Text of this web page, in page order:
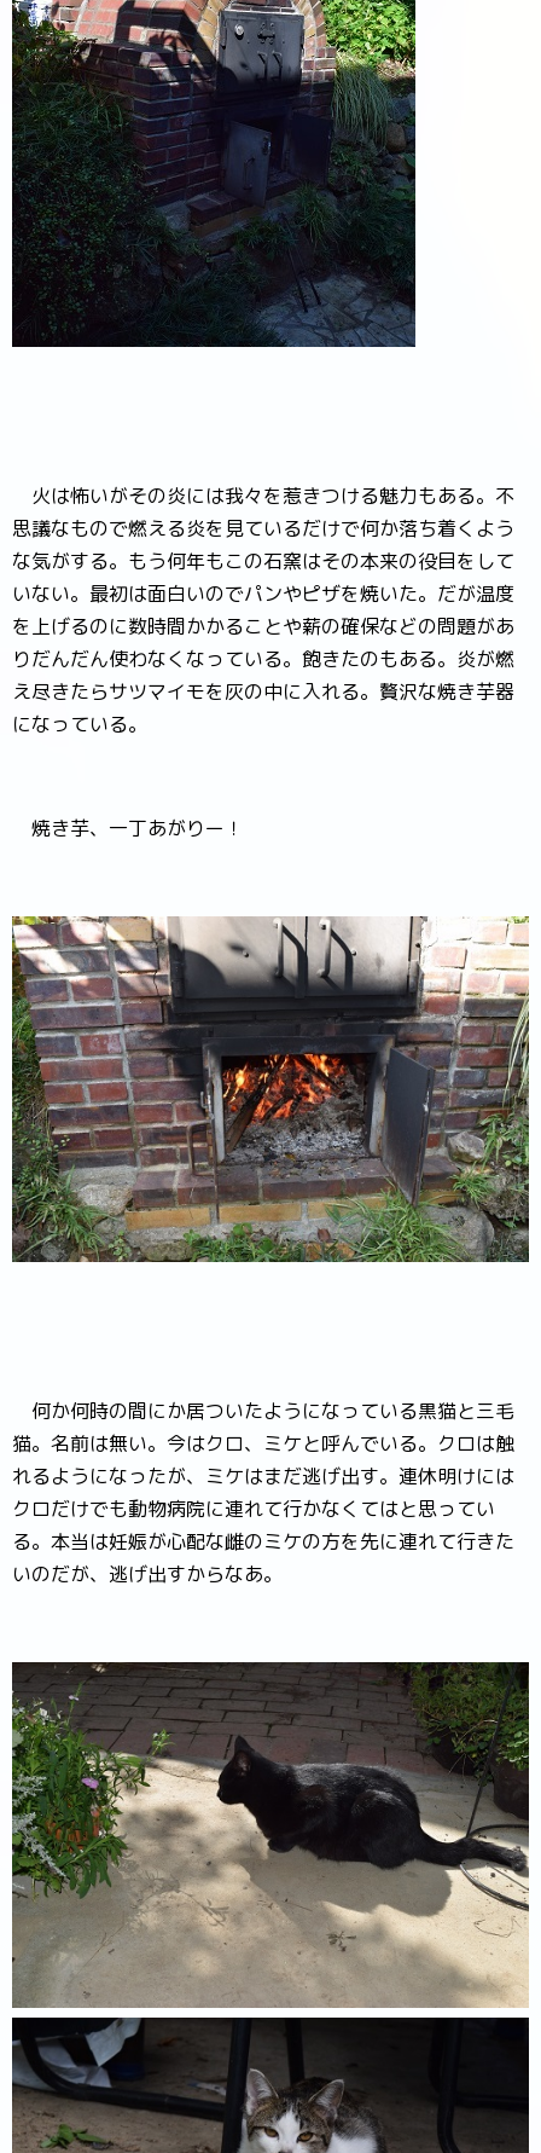
火は怖いがその炎には我々を惹きつける魅力もある。不
思議なもので燃える炎を見ているだけで何か落ち着くよう
な気がする。もう何年もこの石窯はその本来の役目をして
いない。最初は面白いのでパンやピザを焼いた。だが温度
を上げるのに数時間かかることや薪の確保などの問題があ
りだんだん使わなくなっている。飽きたのもある。炎が燃
え尽きたらサツマイモを灰の中に入れる。贅沢な焼き芋器
になっている。
焼き芋、一丁あがりー！
何か何時の間にか居ついたようになっている黒猫と三毛
猫。名前は無い。今はクロ、ミケと呼んでいる。クロは触
れるようになったが、ミケはまだ逃げ出す。連休明けには
クロだけでも動物病院に連れて行かなくてはと思ってい
る。本当は妊娠が心配な雌のミケの方を先に連れて行きた
いのだが、逃げ出すからなあ。